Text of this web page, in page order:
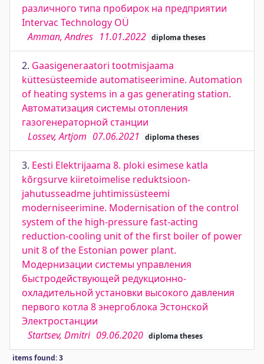
различного типа пробирок на предприятии
Intervac Technology OÜ
Amman, Andres 11.01.2022 diploma theses
2. Gaasigeneraatori tootmisjaama
küttesüsteemide automatiseerimine. Automation
of heating systems in a gas generating station.
Автоматизация системы отопления
газогенераторной станции
Lossev, Artjom 07.06.2021 diploma theses
3. Eesti Elektrijaama 8. ploki esimese katla
kõrgsurve kiiretoimelise reduktsioon-
jahutusseadme juhtimissüsteemi
moderniseerimine. Modernisation of the control
system of the high-pressure fast-acting
reduction-cooling unit of the first boiler of power
unit 8 of the Estonian power plant.
Модернизации системы управления
быстродействующей редукционно-
охладительной установки высокого давления
первого котла 8 энергоблока Эстонской
Электростанции
Startsev, Dmitri 09.06.2020 diploma theses
items found: 3